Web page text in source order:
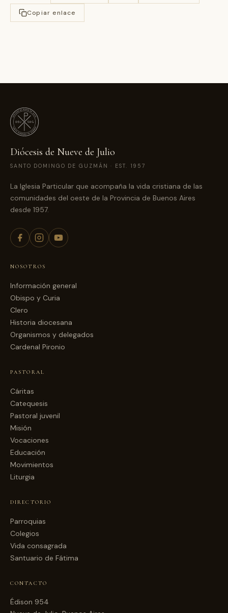
Copiar enlace
Diócesis de Nueve de Julio
SANTO DOMINGO DE GUZMÁN · EST. 1957
La Iglesia Particular que acompaña la vida cristiana de las
comunidades del oeste de la Provincia de Buenos Aires
desde 1957.
NOSOTROS
Información general
Obispo y Curia
Clero
Historia diocesana
Organismos y delegados
Cardenal Pironio
PASTORAL
Cáritas
Catequesis
Pastoral juvenil
Misión
Vocaciones
Educación
Movimientos
Liturgia
DIRECTORIO
Parroquias
Colegios
Vida consagrada
Santuario de Fátima
CONTACTO
Édison 954